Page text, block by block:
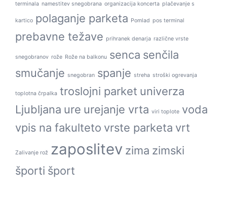
terminala namestitev snegobrana organizacija koncerta plačevanje s
kartico polaganje parketa Pomlad pos terminal
prebavne težave prihranek denarja različne vrste
snegobranov rože Rože na balkonu senca senčila
smučanje snegobran spanje streha stroški ogrevanja
toplotna črpalka troslojni parket univerza
Ljubljana ure urejanje vrta viri toplote voda
vpis na fakulteto vrste parketa vrt
Zalivanje rož zaposlitev zima zimski
športi šport